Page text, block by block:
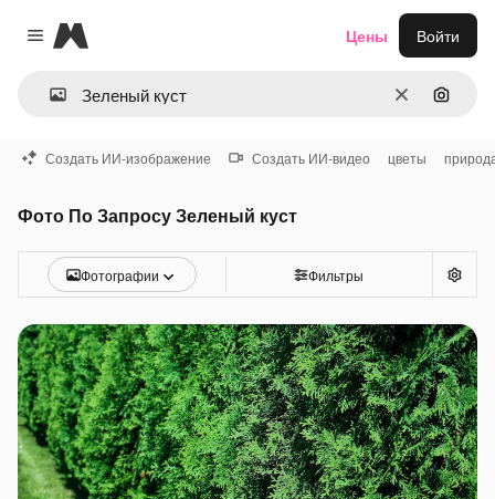
Close menu
Magnific
ОчиститьПоиск
Цены Войти
Создать ИИ-изображение Создать ИИ-видео цветы
Фото По Запросу Зеленый куст
Фотографии Фильтры